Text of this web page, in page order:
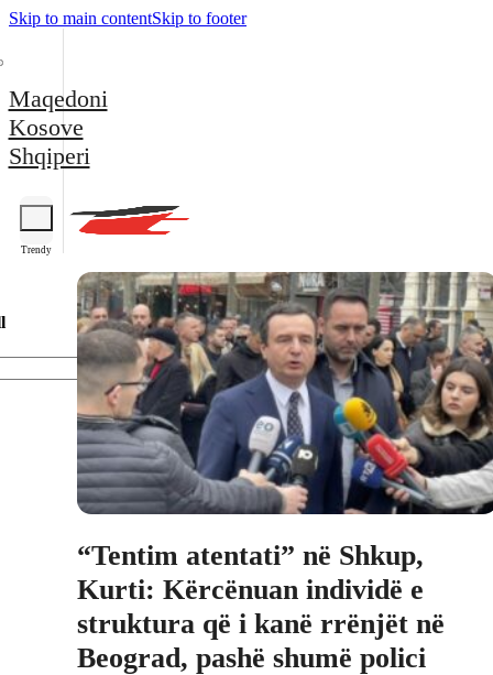
Skip to main contentSkip to footer
Maqedoni
Kosove
Shqiperi
Trendy
“Tentim atentati” në Shkup,
Kurti: Kërcënuan individë e
struktura që i kanë rrënjët në
Beograd, pashë shumë polici